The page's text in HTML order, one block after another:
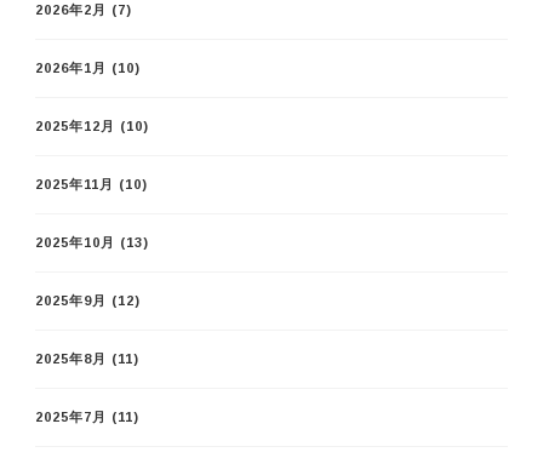
2026年2月 (7)
2026年1月 (10)
2025年12月 (10)
2025年11月 (10)
2025年10月 (13)
2025年9月 (12)
2025年8月 (11)
2025年7月 (11)